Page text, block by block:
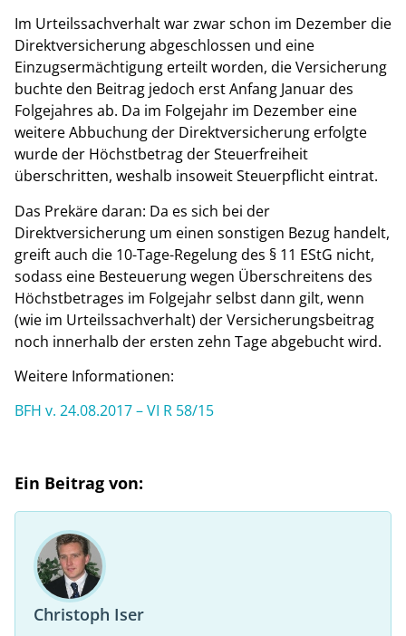
Im Urteilssachverhalt war zwar schon im Dezember die
Direktversicherung abgeschlossen und eine
Einzugsermächtigung erteilt worden, die Versicherung
buchte den Beitrag jedoch erst Anfang Januar des
Folgejahres ab. Da im Folgejahr im Dezember eine
weitere Abbuchung der Direktversicherung erfolgte
wurde der Höchstbetrag der Steuerfreiheit
überschritten, weshalb insoweit Steuerpflicht eintrat.
Das Prekäre daran: Da es sich bei der
Direktversicherung um einen sonstigen Bezug handelt,
greift auch die 10-Tage-Regelung des § 11 EStG nicht,
sodass eine Besteuerung wegen Überschreitens des
Höchstbetrages im Folgejahr selbst dann gilt, wenn
(wie im Urteilssachverhalt) der Versicherungsbeitrag
noch innerhalb der ersten zehn Tage abgebucht wird.
Weitere Informationen:
BFH v. 24.08.2017 – VI R 58/15
Ein Beitrag von:
Christoph Iser